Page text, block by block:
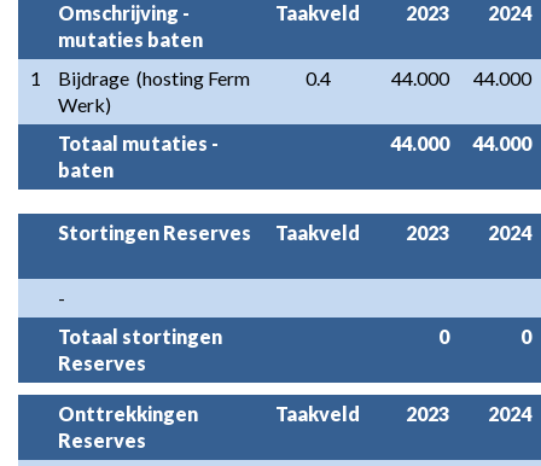
Omschrijving -
mutaties baten
Taakveld 2023 2024
1
Bijdrage  (hosting Ferm
Werk)
0.4 44.000 44.000
Totaal mutaties -
baten
44.000 44.000
Stortingen Reserves Taakveld 2023 2024
-
Totaal stortingen
Reserves
0 0
Onttrekkingen
Reserves
Taakveld 2023 2024